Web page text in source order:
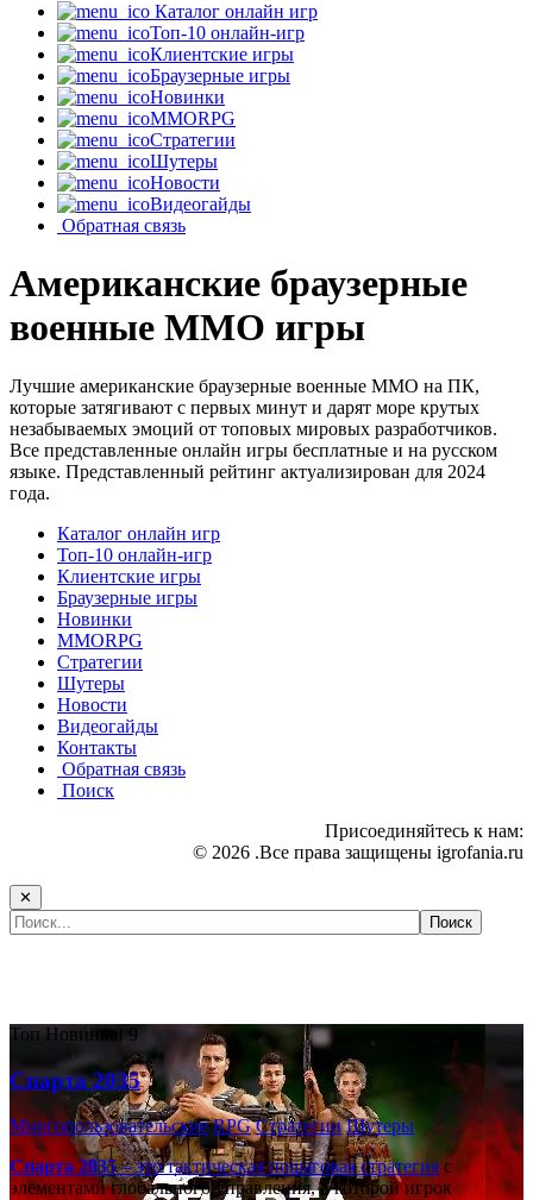
Каталог онлайн игр
Топ-10 онлайн-игр
Клиентские игры
Браузерные игры
Новинки
MMORPG
Стратегии
Шутеры
Новости
Видеогайды
Обратная связь
Американские браузерные
военные MMO игры
Лучшие американские браузерные военные MMO на ПК,
которые затягивают с первых минут и дарят море крутых
незабываемых эмоций от топовых мировых разработчиков.
Все представленные онлайн игры бесплатные и на русском
языке. Представленный рейтинг актуализирован для 2024
года.
Каталог онлайн игр
Топ-10 онлайн-игр
Клиентские игры
Браузерные игры
Новинки
MMORPG
Стратегии
Шутеры
Новости
Видеогайды
Контакты
Обратная связь
Поиск
Присоединяйтесь к нам:
© 2026 .Все права защищены igrofania.ru
✕
Топ Новинка! 9
Спарта 2035
Многопользовательские RPG Стратегии Шутеры
Спарта 2035– это тактическаяпошаговая стратегияс
элементами глобального управления, в которой игрок